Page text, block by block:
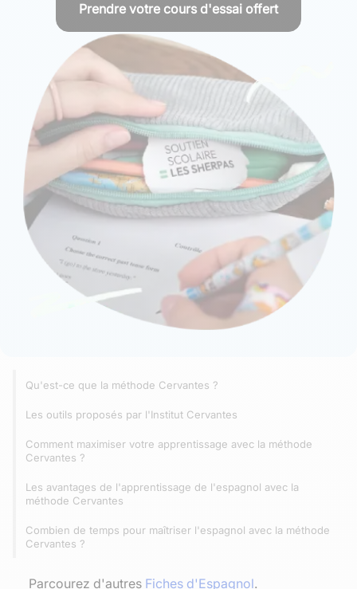
Prendre votre cours d'essai offert
Qu'est-ce que la méthode Cervantes ?
Les outils proposés par l'Institut Cervantes
Comment maximiser votre apprentissage avec la méthode
Cervantes ?
Les avantages de l'apprentissage de l'espagnol avec la
méthode Cervantes
Combien de temps pour maîtriser l'espagnol avec la méthode
Cervantes ?
Parcourez d'autres Fiches d'Espagnol.